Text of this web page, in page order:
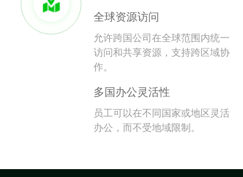
全球资源访问
允许跨国公司在全球范围内统一
访问和共享资源，支持跨区域协
作。
多国办公灵活性
员工可以在不同国家或地区灵活
办公，而不受地域限制。